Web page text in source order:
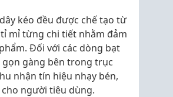
kéo đều được chế tạo từ
mỉ từng chi tiết nhằm đảm
Đối với các dòng bạt
gàng bên trong trục
nhận tín hiệu nhạy bén,
người tiêu dùng.